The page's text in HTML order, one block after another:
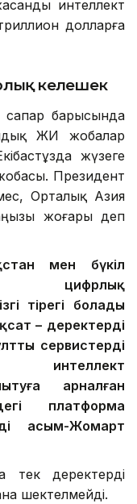
интеллект
долларға
келешек
барысында
ЖИ жобалар
жүзеге
Президент
Орталық Азия
жоғары деп
мен бүкіл
цифрлық
тірегі болады
– деректерді
сервистерді
арналған
платформа
Қасым-Жомарт
тек деректерді
шектелмейді.